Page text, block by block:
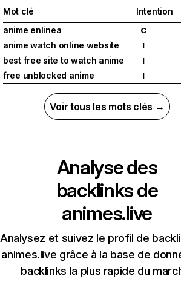
Mot clé
Intention
anime enlinea
C
anime watch online website I
best free site to watch anime I
free unblocked anime I
Voir tous les mots clés →
Analyse des
backlinks de
animes.live
Analysez et suivez le profil de
animes.live grâce à la base de
backlinks la plus rapide du